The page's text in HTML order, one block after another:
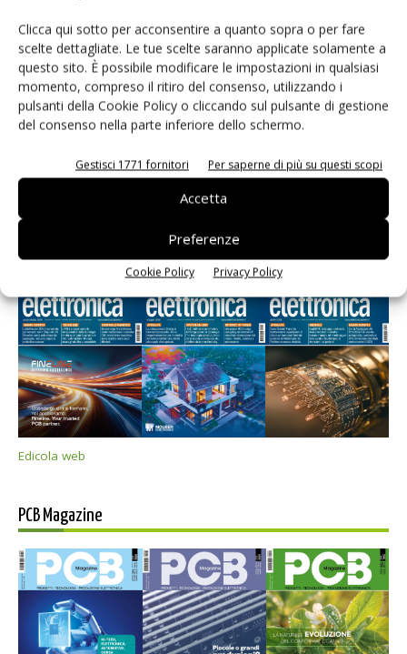
Clicca qui sotto per acconsentire a quanto sopra o per fare
scelte dettagliate. Le tue scelte saranno applicate solamente a
questo sito. È possibile modificare le impostazioni in qualsiasi
momento, compreso il ritiro del consenso, utilizzando i
pulsanti della Cookie Policy o cliccando sul pulsante di gestione
del consenso nella parte inferiore dello schermo.
Gestisci 1771 fornitori Per saperne di più su questi scopi
Accetta
Preferenze
Cookie Policy Privacy Policy
Salva il mio nome, email e sito web in questo browser per i
prossimi commenti.
Selezione di elettronica
Edicola web
PCB Magazine